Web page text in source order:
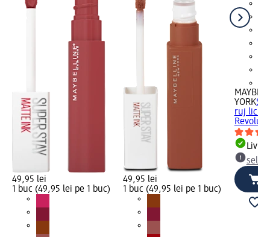
49,95 lei
1 buc (49,95 lei pe 1 buc)
49,95 lei
1 buc (49,95 lei pe 1 buc)
YORK
ruj lichid